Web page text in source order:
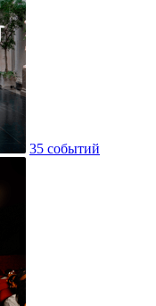
35 событий